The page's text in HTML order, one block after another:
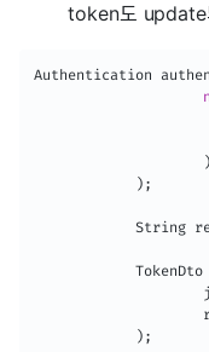
token도 update
Authentication
)
) ;
String
TokenDto
) ;